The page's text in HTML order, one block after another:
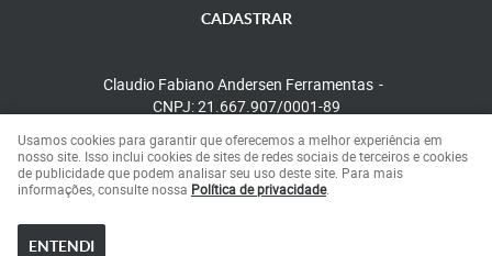
CADASTRAR
Claudio Fabiano Andersen Ferramentas
CNPJ: 21.667.907/0001-89
LOJA VIRTUAL CRIADA POR
Usamos cookies para garantir que oferecemos a melhor experiência em
nosso site. Isso inclui cookies de sites de redes sociais de terceiros e cookies
de publicidade que podem analisar seu uso deste site. Para mais
informações, consulte nossa Política de privacidade.
ENTENDI